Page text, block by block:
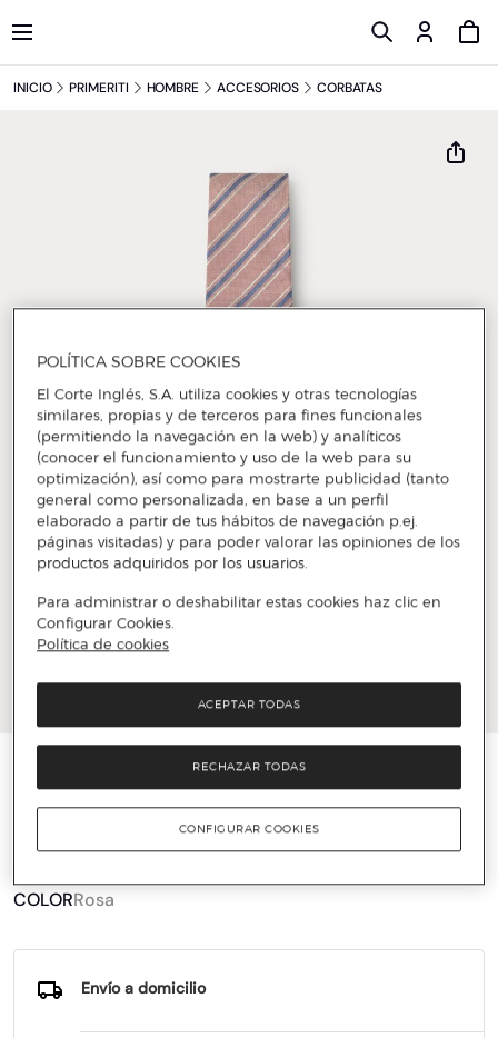
INICIO PRIMERITI HOMBRE ACCESORIOS CORBATAS
Corbata de hombre de seda pura de rayas
COLORRosa
Envío a domicilio
POLÍTICA SOBRE COOKIES
El Corte Inglés, S.A. utiliza cookies y otras tecnologías
similares, propias y de terceros para fines funcionales
(permitiendo la navegación en la web) y analíticos
(conocer el funcionamiento y uso de la web para su
optimización), así como para mostrarte publicidad (tanto
general como personalizada, en base a un perfil
elaborado a partir de tus hábitos de navegación p.ej.
páginas visitadas) y para poder valorar las opiniones de los
productos adquiridos por los usuarios.
Para administrar o deshabilitar estas cookies haz clic en
Configurar Cookies.
Política de cookies
RECHAZAR TODAS
ACEPTAR TODAS
CONFIGURAR COOKIES